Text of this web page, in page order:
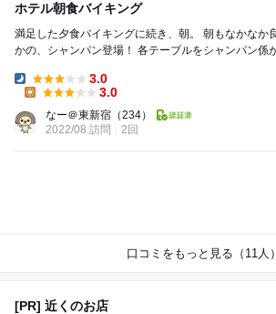
ホテル朝食バイキング
満足した夕食バイキングに続き、朝。 朝もなかなか良かったです。 まさ
かの、シャンパン登場！ 各テーブルをシャンパン係が回ります。 い
Dinner:
3.0
3.0
なー＠東新宿 （234）
2022/08 訪問
2回
口コミをもっと見る（11人）
[PR] 近くのお店